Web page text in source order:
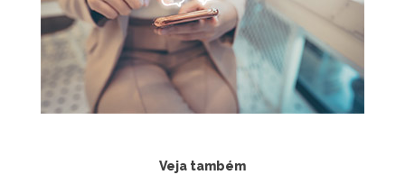
Veja também